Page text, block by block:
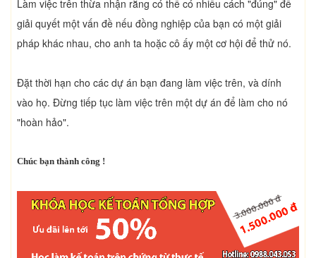
Làm việc trên thừa nhận rằng có thể có nhiều cách "đúng" để
giải quyết một vấn đề nếu đồng nghiệp của bạn có một giải
pháp khác nhau, cho anh ta hoặc cô ấy một cơ hội để thử nó.
Đặt thời hạn cho các dự án bạn đang làm việc trên, và dính
vào họ. Đừng tiếp tục làm việc trên một dự án để làm cho nó
"hoàn hảo".
Chúc bạn thành công !